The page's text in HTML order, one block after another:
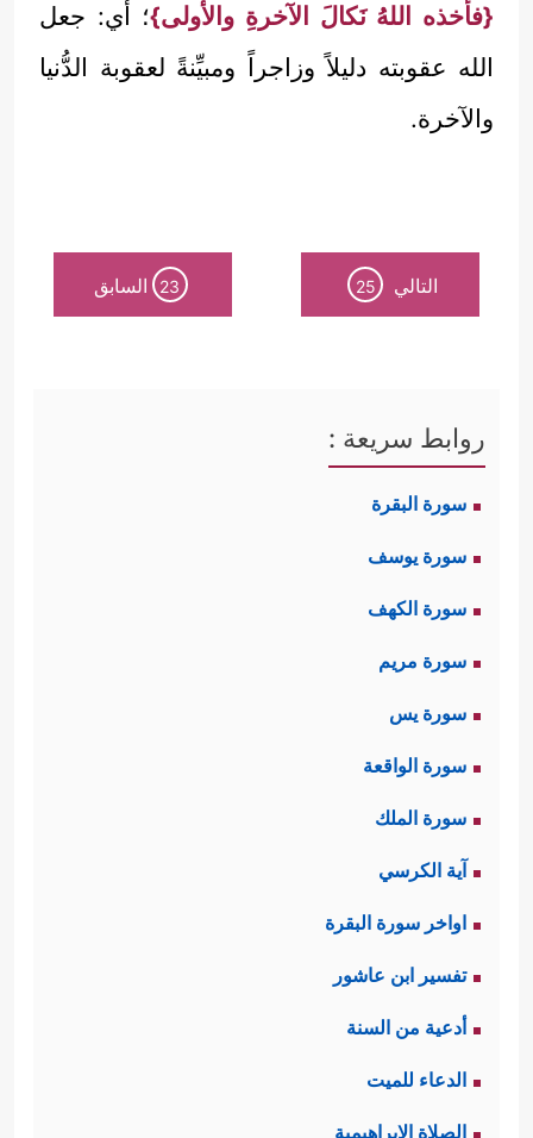
{فأخذه اللهُ نَكالَ الآخرةِ والأولى}؛ أي: جعل
الله عقوبته دليلاً وزاجراً ومبيِّنةً لعقوبة الدُّنيا
والآخرة.
التالي 25
23 السابق
روابط سريعة :
سورة البقرة
سورة يوسف
سورة الكهف
سورة مريم
سورة يس
سورة الواقعة
سورة الملك
آية الكرسي
اواخر سورة البقرة
تفسير ابن عاشور
أدعية من السنة
الدعاء للميت
الصلاة الإبراهيمية